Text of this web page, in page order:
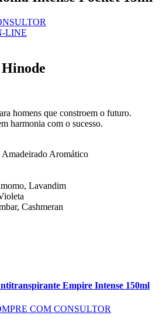
LINE
homens que constroem o futuro.
harmonia com o sucesso.
Amadeirado Aromático
Lavandim
Cashmeran
Empire Intense 150ml
COM CONSULTOR